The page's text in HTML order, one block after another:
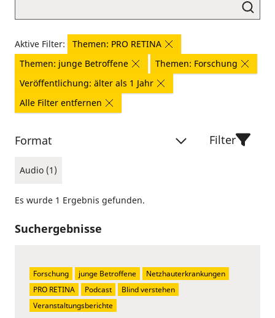
Aktive Filter:
Themen: PRO RETINA
Themen: junge Betroffene
Themen: Forschung
Veröffentlichung: älter als 1 Jahr
Alle Filter entfernen
Format
Audio (1)
Filter
Es wurde 1 Ergebnis gefunden.
Suchergebnisse
Forschung junge Betroffene
Netzhauterkrankungen
PRO RETINA
Podcast
Blind verstehen
Veranstaltungsberichte